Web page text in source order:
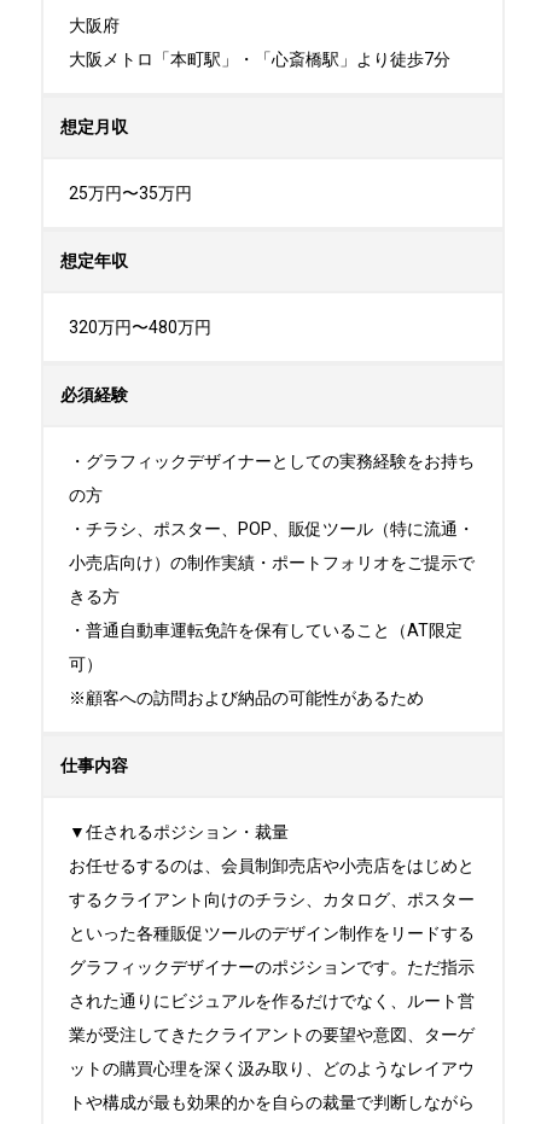
大阪府
大阪メトロ「本町駅」・「心斎橋駅」より徒歩7分
想定月収
25万円〜35万円
想定年収
320万円〜480万円
必須経験
・グラフィックデザイナーとしての実務経験をお持ち
の方
・チラシ、ポスター、POP、販促ツール（特に流通・
小売店向け）の制作実績・ポートフォリオをご提示で
きる方
・普通自動車運転免許を保有していること（AT限定
可）
※顧客への訪問および納品の可能性があるため
仕事内容
▼任されるポジション・裁量
お任せるするのは、会員制卸売店や小売店をはじめと
するクライアント向けのチラシ、カタログ、ポスター
といった各種販促ツールのデザイン制作をリードする
グラフィックデザイナーのポジションです。ただ指示
された通りにビジュアルを作るだけでなく、ルート営
業が受注してきたクライアントの要望や意図、ターゲ
ットの購買心理を深く汲み取り、どのようなレイアウ
トや構成が最も効果的かを自らの裁量で判断しながら